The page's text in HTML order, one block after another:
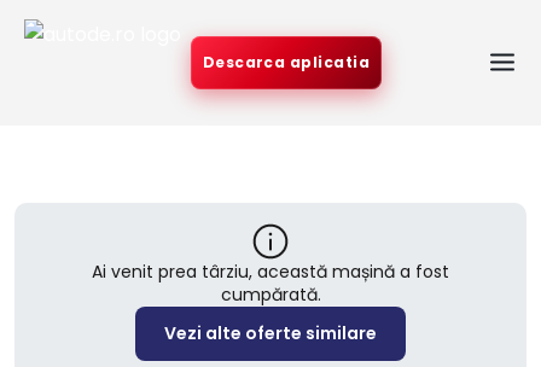
Descarca aplicatia
Ai venit prea târziu, această mașină a fost
cumpărată.
Vezi alte oferte similare